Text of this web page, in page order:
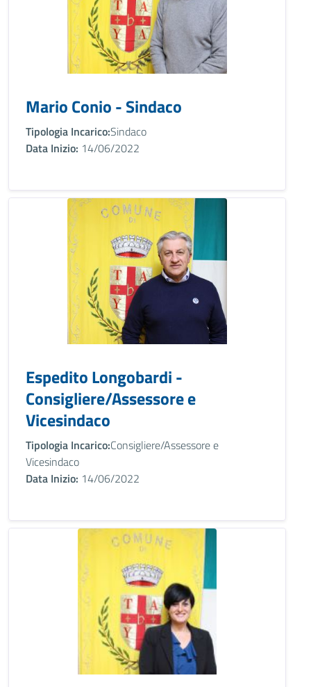
Mario Conio - Sindaco
Tipologia Incarico:Sindaco
Data Inizio: 14/06/2022
Espedito Longobardi -
Consigliere/Assessore e
Vicesindaco
Tipologia Incarico:Consigliere/Assessore e
Vicesindaco
Data Inizio: 14/06/2022